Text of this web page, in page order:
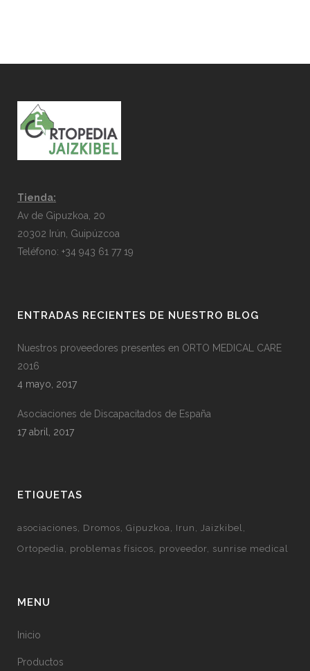
Tienda:
Av de Gipuzkoa, 20
20302 Irún, Guipúzcoa
Teléfono: +34 943 61 77 19
ENTRADAS RECIENTES DE NUESTRO BLOG
Nuestros proveedores presentes en ORTO MEDICAL CARE
2016
4 mayo, 2017
Asociaciones de Discapacitados de España
17 abril, 2017
ETIQUETAS
asociaciones Dromos Gipuzkoa Irun
Jaizkibel
Ortopedia
problemas físicos proveedor sunrise medical
MENU
Inicio
Productos